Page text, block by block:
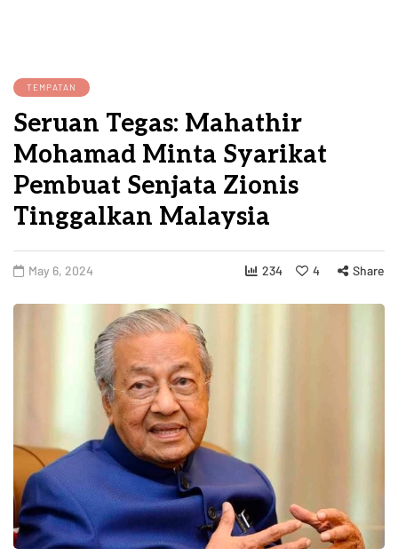
TEMPATAN
Seruan Tegas: Mahathir
Mohamad Minta Syarikat
Pembuat Senjata Zionis
Tinggalkan Malaysia
May 6, 2024 234 4 Share